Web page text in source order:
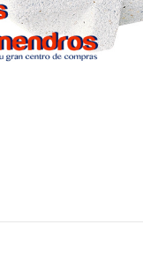
para ampliar